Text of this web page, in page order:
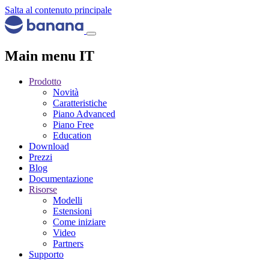
Salta al contenuto principale
Main menu IT
Prodotto
Novità
Caratteristiche
Piano Advanced
Piano Free
Education
Download
Prezzi
Blog
Documentazione
Risorse
Modelli
Estensioni
Come iniziare
Video
Partners
Supporto